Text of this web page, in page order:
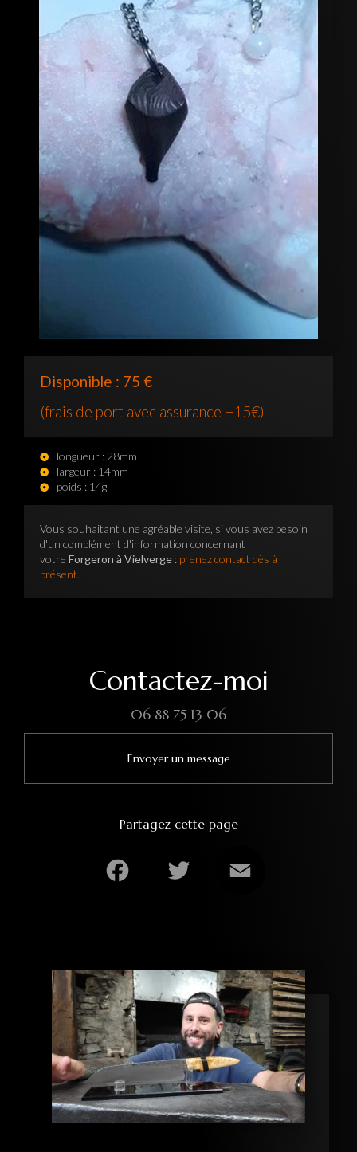
Disponible : 75 €
(frais de port avec assurance +15€)
longueur : 28mm
largeur : 14mm
poids : 14g
Vous souhaitant une agréable visite, si vous avez besoin
d'un complément d'information concernant
votre Forgeron à Vielverge : prenez contact dès à
présent.
Contactez-moi
06 88 75 13 06
Envoyer un message
Partagez cette page